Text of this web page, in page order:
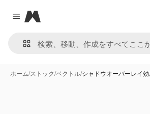
Close menu
Magnific
ホーム/ストック/ベクトル/シャドウオーバーレイ